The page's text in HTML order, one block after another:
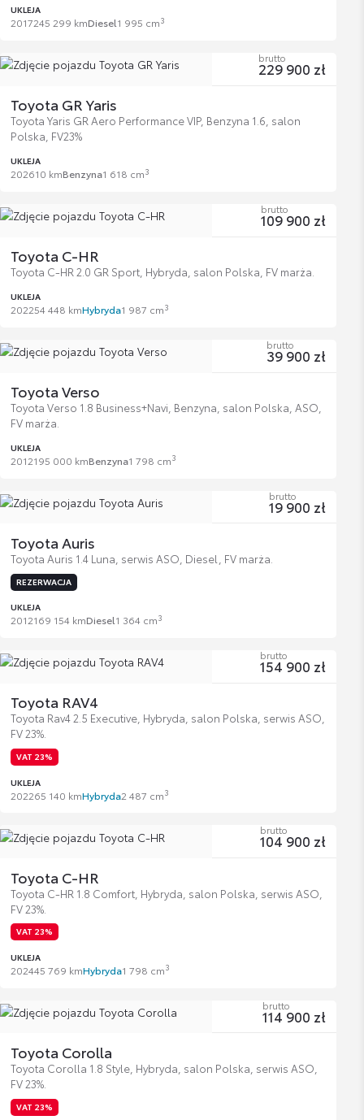
UKLEJA
2017245 299 kmDiesel1 995 cm3
Toyota GR Yaris
Toyota Yaris GR Aero Performance VIP, Benzyna 1.6, salon
Polska, FV23%
UKLEJA
202610 kmBenzyna1 618 cm3
brutto
229 900 zł
Toyota C-HR
Toyota C-HR 2.0 GR Sport, Hybryda, salon Polska, FV marża.
UKLEJA
202254 448 kmHybryda1 987 cm3
brutto
109 900 zł
Toyota Verso
Toyota Verso 1.8 Business+Navi, Benzyna, salon Polska, ASO,
FV marża.
UKLEJA
2012195 000 kmBenzyna1 798 cm3
brutto
39 900 zł
Toyota Auris
Toyota Auris 1.4 Luna, serwis ASO, Diesel, FV marża.
REZERWACJA
UKLEJA
2012169 154 kmDiesel1 364 cm3
brutto
19 900 zł
Toyota RAV4
Toyota Rav4 2.5 Executive, Hybryda, salon Polska, serwis ASO,
FV 23%.
VAT 23%
UKLEJA
202265 140 kmHybryda2 487 cm3
brutto
154 900 zł
Toyota C-HR
Toyota C-HR 1.8 Comfort, Hybryda, salon Polska, serwis ASO,
FV 23%.
VAT 23%
UKLEJA
202445 769 kmHybryda1 798 cm3
brutto
104 900 zł
Toyota Corolla
Toyota Corolla 1.8 Style, Hybryda, salon Polska, serwis ASO,
FV 23%.
VAT 23%
brutto
114 900 zł